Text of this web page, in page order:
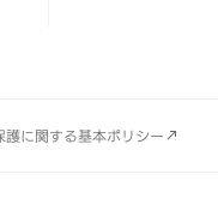
護に関する基本ポリシー